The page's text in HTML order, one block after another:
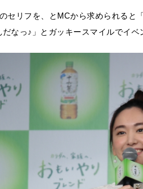
セリフを、とMCから求められると
だなっ♪」とガッキースマイルでイ